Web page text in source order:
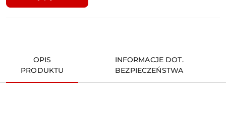
dostawa
OPIS
PRODUKTU
INFORMACJE DOT.
BEZPIECZEŃSTWA